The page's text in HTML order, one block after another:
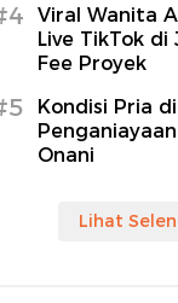
Viral Wanita
Live TikTok di
Fee Proyek
Kondisi Pria
Onani
Lihat